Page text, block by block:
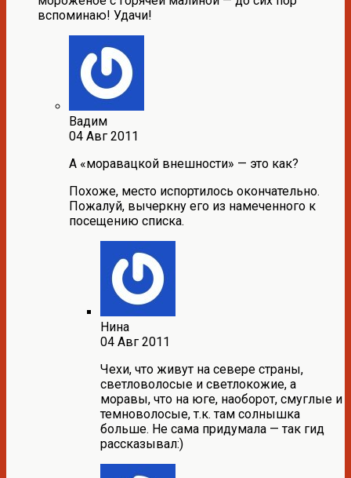
вспоминаю! Удачи!
Вадим
04 Авг 2011
А «моравацкой внешности» — это как?
Похоже, место испортилось окончательно.
Пожалуй, вычеркну его из намеченного к
посещению списка.
Нина
04 Авг 2011
Чехи, что живут на севере страны,
светловолосые и светлокожие, а
моравы, что на юге, наоборот, смуглые и
темноволосые, т.к. там солнышка
больше. Не сама придумала — так гид
рассказывал:)